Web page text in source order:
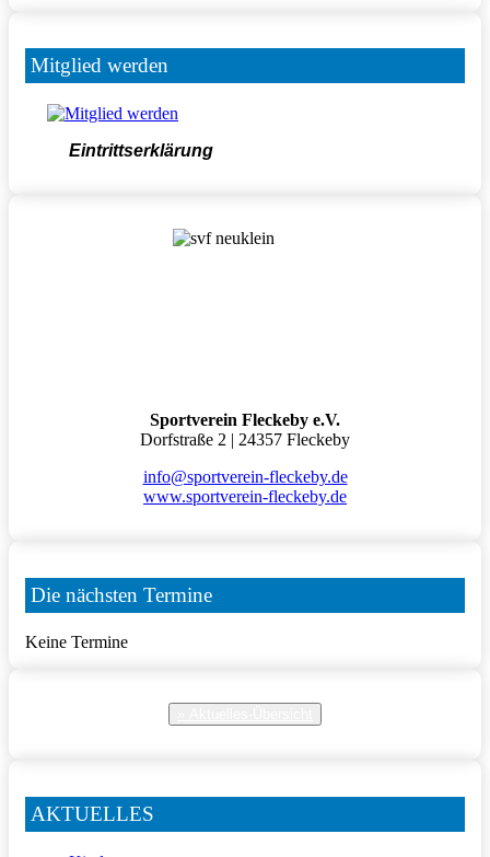
Mitglied werden
Eintrittserklärung
Sportverein Fleckeby e.V.
Dorfstraße 2 | 24357 Fleckeby
info@sportverein-fleckeby.de
www.sportverein-fleckeby.de
Die nächsten Termine
Keine Termine
AKTUELLES